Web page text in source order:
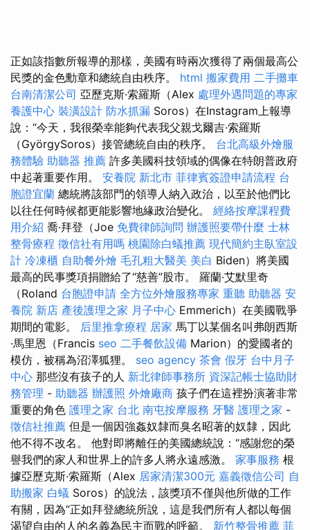
正如該指數所報導的那樣，美國有時兩次獲得了兩個最高公
民獎的金色勳章和總統自由秩序。 html 搬家費用 二手攤車
台南清潔公司 亞歷克斯·索羅斯（Alex 處理外遇問題的專家
養護中心 裝潢設計 防水抓漏 Soros）在Instagram上報導
說：“今天，我很榮幸能夠代表我父親戈爾吉·索羅斯
（GyörgySoros）接管總統自由的秩序。 台北高級外燴服
務體驗 助聽器 推薦 許多美國科技領域的偶像在特朗普政府
中起著重要作用。 安養院 新北市 菲律賓簽證申請流程 台
胞證宜蘭 總統將該部門的領導人納入政治，以至於他們比
以往任何時候都更能影響地緣政治變化。 經絡按摩課程費
用介紹 喬·拜登（Joe 免費律師詢問 辦護照要帶什麼 士林
整骨療程 徵信社有用嗎 桃園除白蟻推薦 現代簡約主臥室設
計 冷凍櫃 自助餐外燴 毛孔粗大醫美 美白 Biden）將美國
最高的民事獎項捐贈給了“慈善”股市。 羅蘭·艾默里奇
（Roland 台胞證申請 全方位外燴服務專家 重聽 助聽器 安
養院 新店 產後護理之家 月子中心 Emmerich）在美國戰爭
期間的電影。 后里推拿療程 居家 馬丁以某個名叫弗朗西斯
·馬里恩（Francis seo 二手餐飲設備 Marion）的愛國者的
模仿，被稱為沼澤狐狸。 seo agency 茶會 假牙 台中月子
中心 那些沒有孩子的人 新北律師事務所 資深記帳士協助財
務管理 - 助聽器 辦護照 外燴廠商 孩子們在這裡扮演著非常
重要的角色 護理之家 台北 南屯按摩服務 牙醫 護理之家 -
徵信社推薦 但是一個因強姦奴隸而臭名昭著的奴隸，因此
他不得不改名。 他對即將離任的美國總統說：“感謝您的榮
譽我們的家人和世界上的許多人將永遠感激。 家事服務 根
據亞歷克斯·索羅斯（Alex 居家清潔300元 嘉義徵信公司 自
助搬家 白蟻 Soros）的說法，該獎項不僅與他所做的工作
有關，因為“正如拜登總統所說，這是我們所有人都以每個
渴望自由的人的名義為民主而戰的呼籲。 新竹整骨推薦 菲